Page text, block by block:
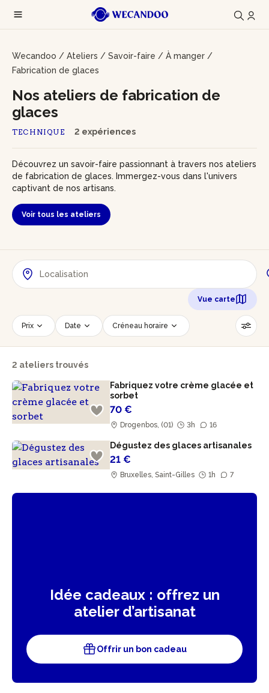
Wecandoo / Ateliers / Savoir-faire / À manger /
Fabrication de glaces
TECHNIQUE 2 expériences
Nos ateliers de fabrication de
glaces
Découvrez un savoir-faire passionnant à travers nos ateliers
de fabrication de glaces. Immergez-vous dans l'univers
captivant de nos artisans.
Voir tous les ateliers
Vue carte
Prix Date Créneau horaire
Nombre de personnes Âge des participants
Accessible PMR
2 ateliers trouvés
Fabriquez votre crème glacée et
sorbet
70 €
Drogenbos, (01) 3h 16
Dégustez des glaces artisanales
21 €
Bruxelles, Saint-Gilles 1h 7
Idée cadeaux : offrez un
atelier d’artisanat
Offrir un bon cadeau